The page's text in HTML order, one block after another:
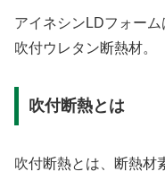
アイネシンLDフォー
吹付ウレタン断熱材。
吹付断熱とは
吹付断熱とは、断熱材